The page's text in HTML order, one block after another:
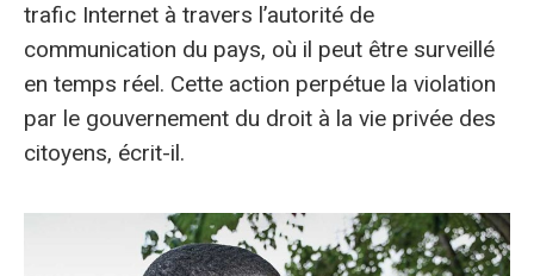
trafic Internet à travers l’autorité de
communication du pays, où il peut être surveillé
en temps réel. Cette action perpétue la violation
par le gouvernement du droit à la vie privée des
citoyens, écrit-il.